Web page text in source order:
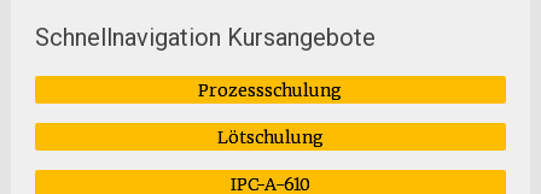
Schnellnavigation Kursangebote
Prozessschulung
Lötschulung
IPC-A-610